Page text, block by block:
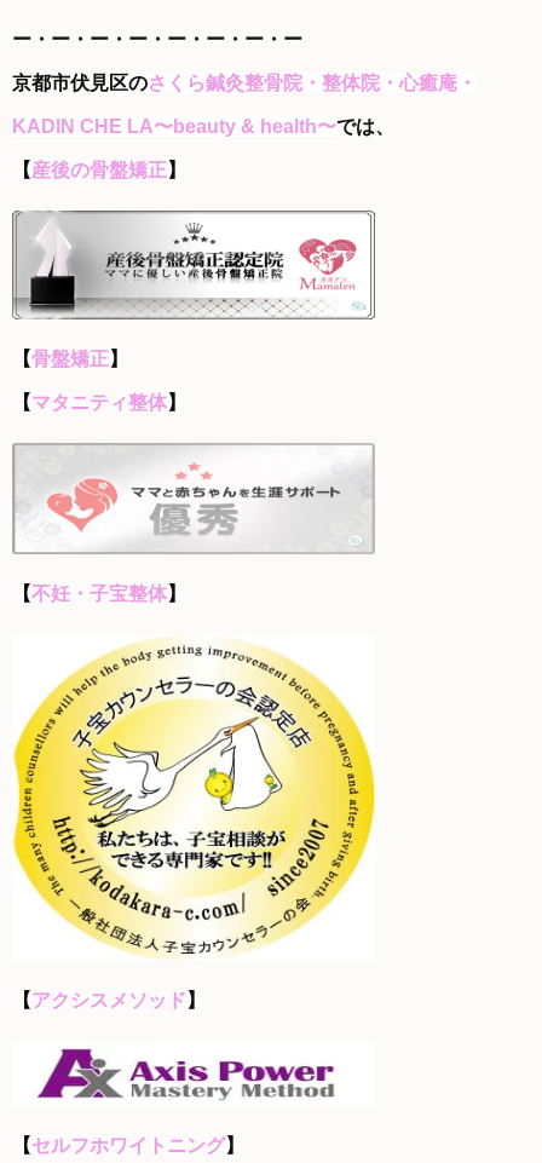
ー・ー・ー・ー・ー・ー・ー・ー
京都市伏見区のさくら鍼灸整骨院・整体院・心癒庵・
KADIN CHE LA〜beauty & health〜では、
【産後の骨盤矯正】
【骨盤矯正】
【マタニティ整体】
【不妊・子宝整体】
【アクシスメソッド 】
【セルフホワイトニング】